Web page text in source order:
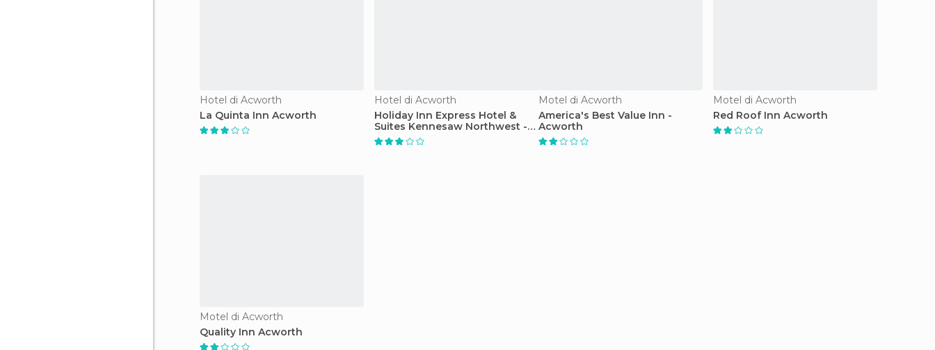
Hotel di Acworth
La Quinta Inn Acworth
Hotel di Acworth
Holiday Inn Express Hotel &
Suites Kennesaw Northwest -
Acworth
Motel di Acworth
America's Best Value Inn -
Acworth
Motel di Acworth
Red Roof Inn Acworth
Motel di Acworth
Quality Inn Acworth